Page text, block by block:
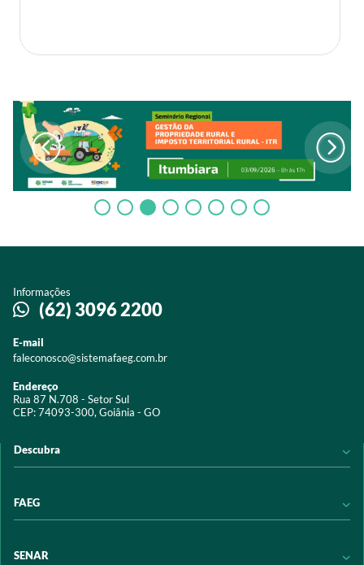
Informações
(62) 3096 2200
E-mail
faleconosco@sistemafaeg.com.br
Endereço
Rua 87 N.708 - Setor Sul
CEP: 74093-300, Goiânia - GO
Descubra
Acervo digital
FAEG
SENAR